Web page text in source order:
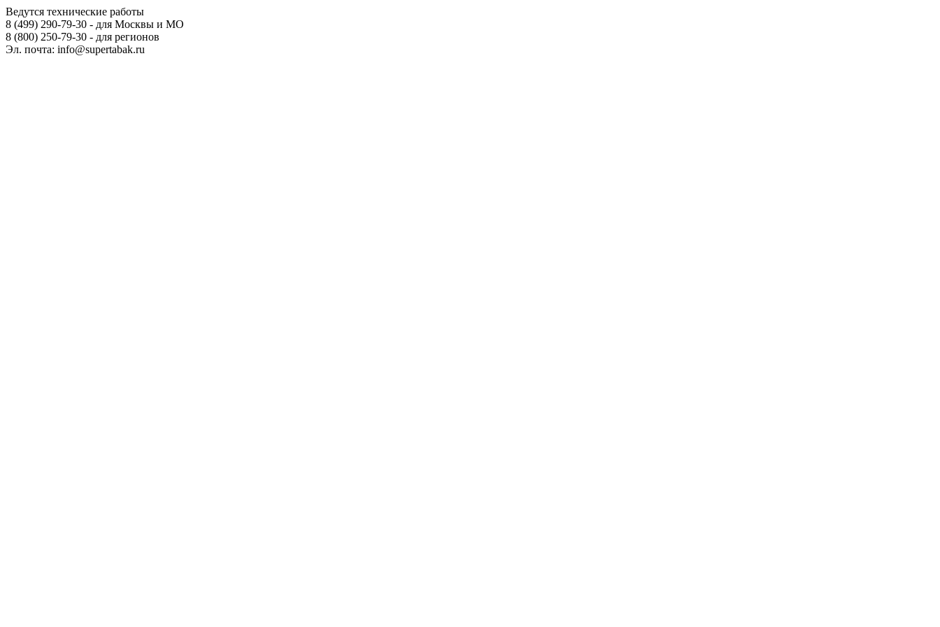
Ведутся технические работы
8 (499) 290-79-30 - для Москвы и МО
8 (800) 250-79-30 - для регионов
Эл. почта: info@supertabak.ru